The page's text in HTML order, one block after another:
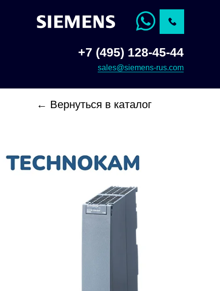
+7 (495) 128-45-44
sales@siemens-rus.com
← Вернуться в каталог